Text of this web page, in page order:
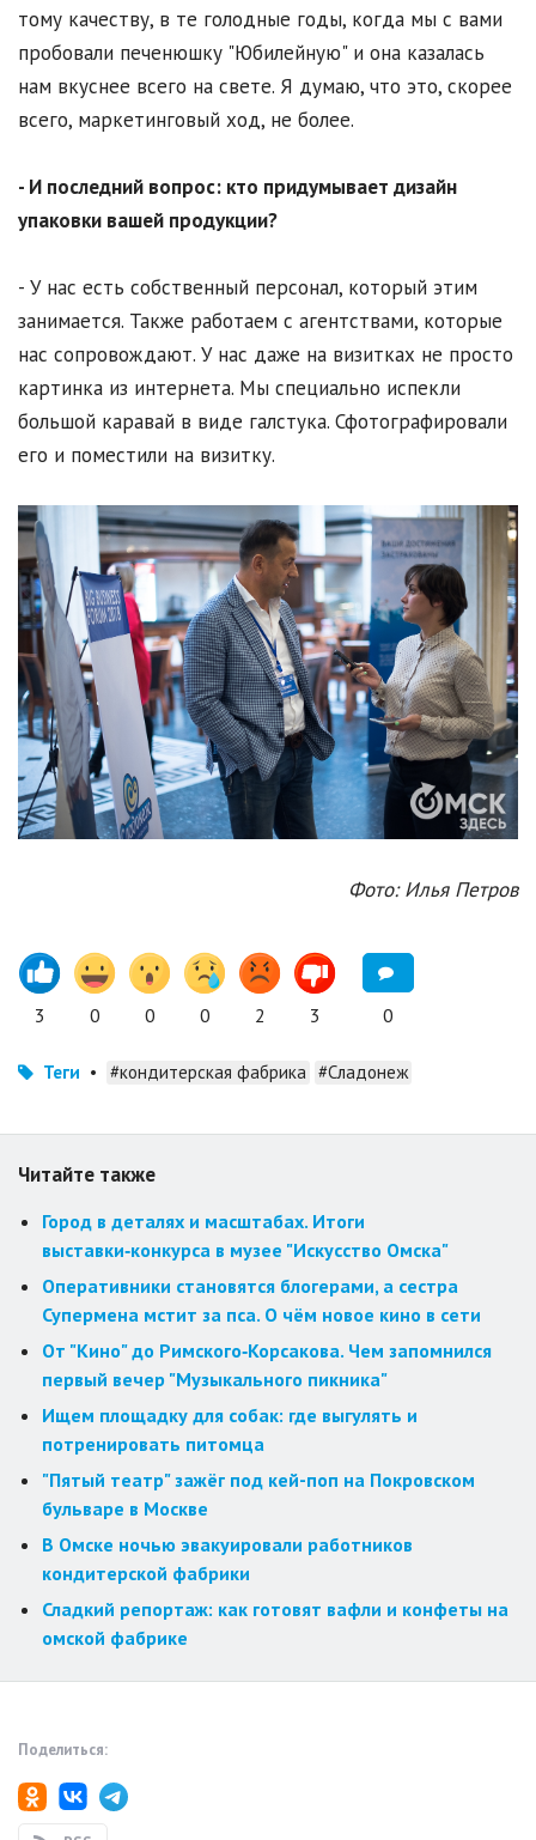
тому качеству, в те голодные годы, когда мы с вами
пробовали печенюшку "Юбилейную" и она казалась
нам вкуснее всего на свете. Я думаю, что это, скорее
всего, маркетинговый ход, не более.
- И последний вопрос: кто придумывает дизайн
упаковки вашей продукции?
- У нас есть собственный персонал, который этим
занимается. Также работаем с агентствами, которые
нас сопровождают. У нас даже на визитках не просто
картинка из интернета. Мы специально испекли
большой каравай в виде галстука. Сфотографировали
его и поместили на визитку.
Фото: Илья Петров
3 0 0 0 2 3 0
Теги • #кондитерская фабрика #Сладонеж
Читайте также
Город в деталях и масштабах. Итоги
выставки‑конкурса в музее "Искусство Омска"
Оперативники становятся блогерами, а сестра
Супермена мстит за пса. О чём новое кино в сети
От "Кино" до Римского‑Корсакова. Чем запомнился
первый вечер "Музыкального пикника"
Ищем площадку для собак: где выгулять и
потренировать питомца
"Пятый театр" зажёг под кей-поп на Покровском
бульваре в Москве
В Омске ночью эвакуировали работников
кондитерской фабрики
Сладкий репортаж: как готовят вафли и конфеты на
омской фабрике
Поделиться: